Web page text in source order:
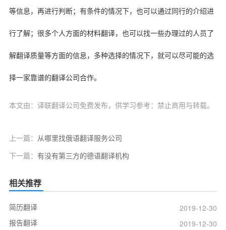
等信息，再进行判断；有条件的情况下，也可以通过同行的介绍进
行了解；很多个人方面的材料翻译，也可以找一些办理过的人员了
解翻译质量等方面的信息，多种选择的情况下，就可以尽可能的选
择一家靠谱的翻译公司合作。
本文由：译联翻译公司免费发布，供学习参考：禁止商用与转载。
上一篇： 从哪里找俄语翻译服务公司
下一篇： 有没有第三方的德语翻译机构
相关推荐
简历翻译
2019-12-30
报告翻译
2019-12-30